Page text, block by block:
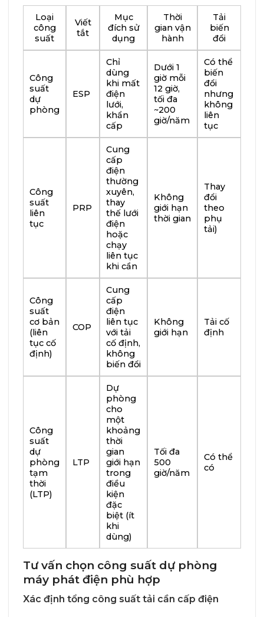
Loại
công
suất
Viết
tắt
Mục
đích sử
dụng
Thời
gian vận
hành
Tải
biến
đổi
Công
suất
dự
phòng
ESP
Chỉ
dùng
khi mất
điện
lưới,
khẩn
cấp
Dưới 1
giờ mỗi
12 giờ,
tối đa
~200
giờ/năm
Có thể
biến
đổi
nhưng
không
liên
tục
Công
suất
liên
tục
PRP
Cung
cấp
điện
thường
xuyên,
thay
thế lưới
điện
hoặc
chạy
liên tục
khi cần
Không
giới hạn
thời gian
Thay
đổi
theo
phụ
tải)
Công
suất
cơ bản
(liên
tục cố
định)
COP
Cung
cấp
điện
liên tục
với tải
cố định,
không
biến đổi
Không
giới hạn
Tải cố
định
Công
suất
dự
phòng
tạm
thời
(LTP)
LTP
Dự
phòng
cho
một
khoảng
thời
gian
giới hạn
trong
điều
kiện
đặc
biệt (ít
khi
dùng)
Tối đa
500
giờ/năm
Có thể
có
Tư vấn chọn công suất dự phòng
máy phát điện phù hợp
Xác định tổng công suất tải cần cấp điện